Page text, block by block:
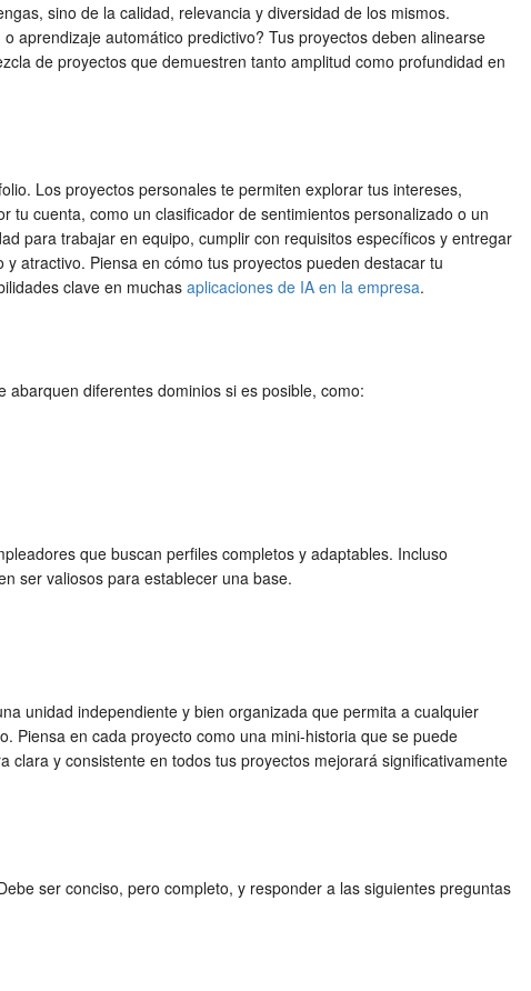
sino de la calidad, relevancia y diversidad de los mismos.
aprendizaje automático predictivo? Tus proyectos deben alinearse
de proyectos que demuestren tanto amplitud como profundidad en
Los proyectos personales te permiten explorar tus intereses,
cuenta, como un clasificador de sentimientos personalizado o un
para trabajar en equipo, cumplir con requisitos específicos y entregar
atractivo. Piensa en cómo tus proyectos pueden destacar tu
clave en muchas aplicaciones de IA en la empresa.
abarquen diferentes dominios si es posible, como:
que buscan perfiles completos y adaptables. Incluso
ser valiosos para establecer una base.
unidad independiente y bien organizada que permita a cualquier
Piensa en cada proyecto como una mini-historia que se puede
y consistente en todos tus proyectos mejorará significativamente
ser conciso, pero completo, y responder a las siguientes preguntas